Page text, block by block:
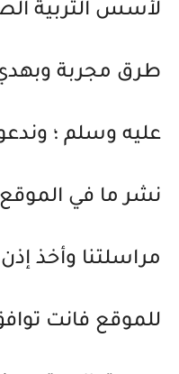
لأسس التربية
طرق مجربة
عليه وسلم ؛
نشر ما في
مراسلتنا وأخذ
للموقع فانت